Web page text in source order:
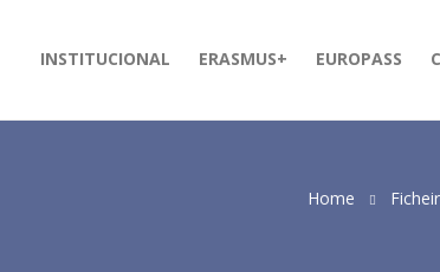
INSTITUCIONAL ERASMUS+ EUROPASS
Home